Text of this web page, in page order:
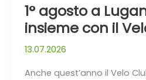
1° agosto a
insieme con il
13.07.2026
Anche quest’anno il Velo